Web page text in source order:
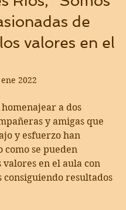
de
valores en el
2022
a dos
y amigas que
y esfuerzo han
como se pueden
en el aula con
consiguiendo resultados